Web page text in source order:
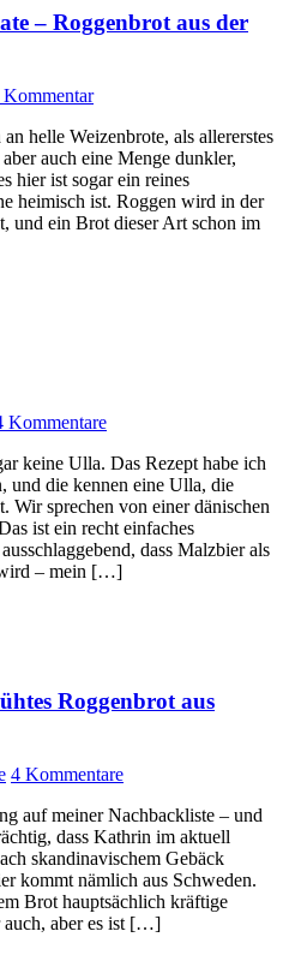
– Roggenbrot aus der
Kommentar
helle Weizenbrote, als allererstes
auch eine Menge dunkler,
hier ist sogar ein reines
heimisch ist. Roggen wird in der
und ein Brot dieser Art schon im
Kommentare
keine Ulla. Das Rezept habe ich
die kennen eine Ulla, die
Wir sprechen von einer dänischen
ist ein recht einfaches
dass Malzbier als
– mein […]
Roggenbrot aus
4 Kommentare
auf meiner Nachbackliste – und
dass Kathrin im aktuell
skandinavischem Gebäck
kommt nämlich aus Schweden.
Brot hauptsächlich kräftige
auch, aber es ist […]